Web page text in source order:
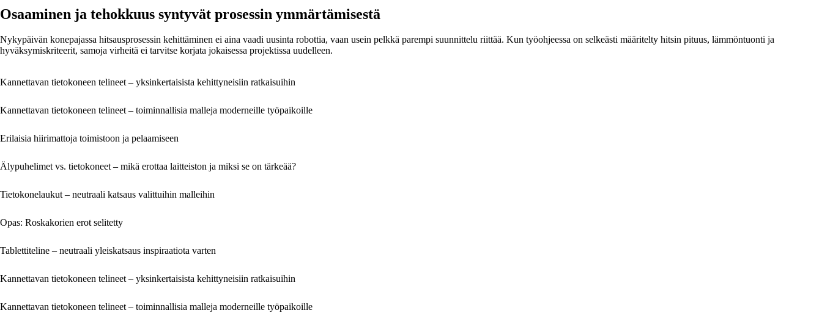
Osaaminen ja tehokkuus syntyvät prosessin ymmärtämisestä
Nykypäivän konepajassa hitsausprosessin kehittäminen ei aina vaadi uusinta robottia, vaan usein pelkkä parempi suunnittelu riittää. Kun työohjeessa on selkeästi määritelty hitsin pituus, lämmöntuonti ja
hyväksymiskriteerit, samoja virheitä ei tarvitse korjata jokaisessa projektissa uudelleen.
Kannettavan tietokoneen telineet – yksinkertaisista kehittyneisiin ratkaisuihin
Kannettavan tietokoneen telineet – toiminnallisia malleja moderneille työpaikoille
Erilaisia hiirimattoja toimistoon ja pelaamiseen
Älypuhelimet vs. tietokoneet – mikä erottaa laitteiston ja miksi se on tärkeää?
Tietokonelaukut – neutraali katsaus valittuihin malleihin
Opas: Roskakorien erot selitetty
Tablettiteline – neutraali yleiskatsaus inspiraatiota varten
Kannettavan tietokoneen telineet – yksinkertaisista kehittyneisiin ratkaisuihin
Kannettavan tietokoneen telineet – toiminnallisia malleja moderneille työpaikoille